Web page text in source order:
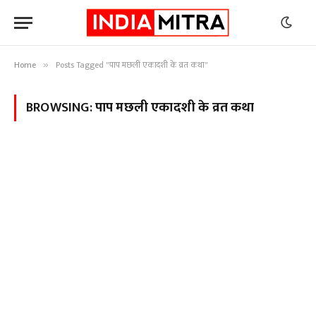
Home » Posts Tagged "पाप मछली एकादशी के व्रत कथा"
BROWSING:पाप मछली एकादशी के व्रत कथा